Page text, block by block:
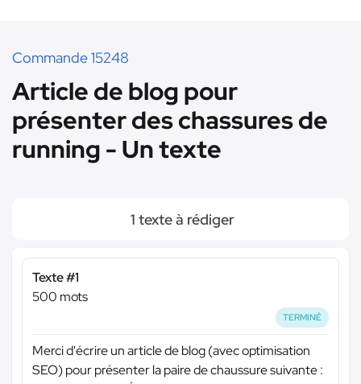
Commande 15248
Article de blog pour
présenter des chassures de
running - Un texte
1 texte à rédiger
Texte #1
500 mots
TERMINÉ
Merci d'écrire un article de blog (avec optimisation
SEO) pour présenter la paire de chaussure suivante :